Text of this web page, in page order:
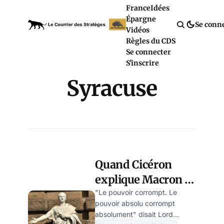
FranceIdées
Épargne
Vidéos
Règles du CDS
Se connecter
S'inscrire
Se
Syracuse
Quand Cicéron
explique Macron –
par Nicolas Bonnal
"Le pouvoir corrompt. Le
pouvoir absolu corrompt
absolument" disait Lord